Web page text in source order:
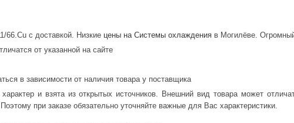
66.Cu с доставкой. Низкие цены на Системы охлаждения в Могилёве.
от указанной на сайте
в зависимости от наличия товара у поставщика
и взята из открытых источников. Внешний вид товара может
при заказе обязательно уточняйте важные для Вас характеристики.